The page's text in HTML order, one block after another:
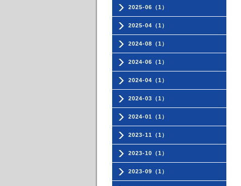
2025-06（1）
2025-04（1）
2024-08（1）
2024-06（1）
2024-04（1）
2024-03（1）
2024-01（1）
2023-11（1）
2023-10（1）
2023-09（1）